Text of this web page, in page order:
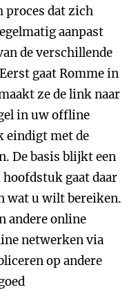
proces dat zich
aanpast
de verschillende
gaat Romme in
ze de link naar
in uw offline
eindigt met de
De basis blijkt een
gaat daar
wat u wilt bereiken.
andere online
netwerken via
op andere